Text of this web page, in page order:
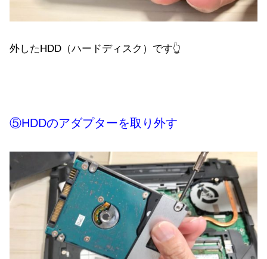
外したHDD（ハードディスク）です👆
⑤HDDのアダプターを取り外す